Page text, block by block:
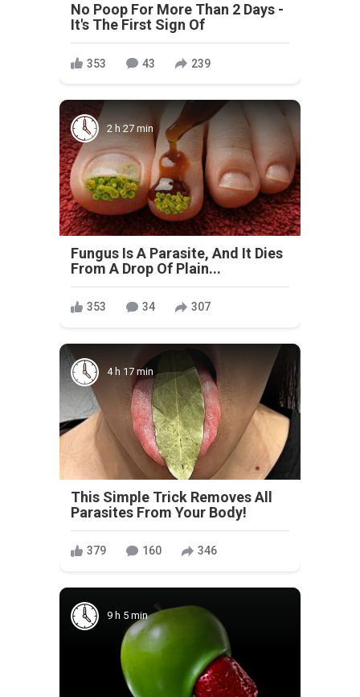
No Poop For More Than 2 Days -
It's The First Sign Of
353 43 239
2 h 27 min
Fungus Is A Parasite, And It Dies
From A Drop Of Plain...
353 34 307
4 h 17 min
This Simple Trick Removes All
Parasites From Your Body!
379 160 346
9 h 5 min